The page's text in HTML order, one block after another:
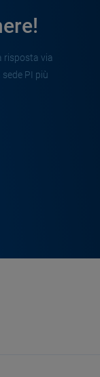
risposta via
PI più